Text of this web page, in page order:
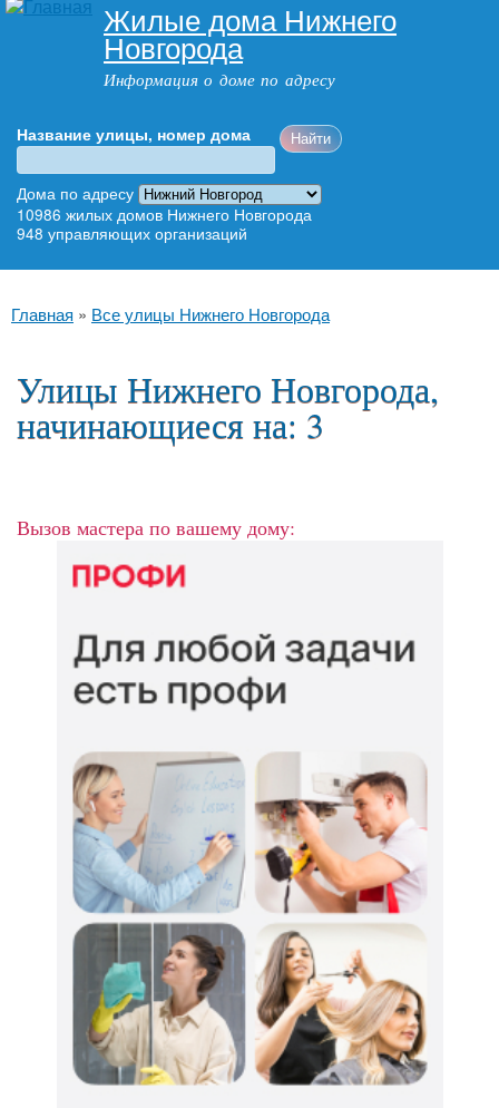
Перейти к
основному
содержанию
Жилые дома Нижнего
Новгорода
Информация о доме по адресу
Адрес дома
Название улицы, номер дома
Дома по адресу
10986 жилых домов Нижнего Новгорода
948 управляющих организаций
Главное меню
Главная » Все улицы Нижнего Новгорода
Улицы Нижнего Новгорода,
начинающиеся на: 3
Вызов мастера по вашему дому: